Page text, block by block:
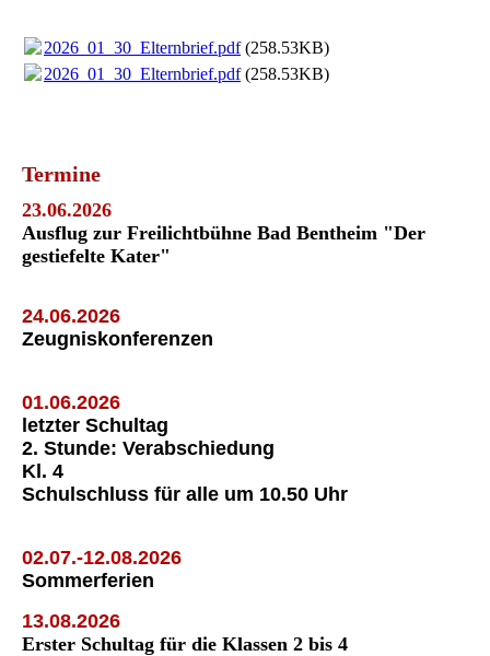
2026_01_30_Elternbrief.pdf(258.53KB)
2026_01_30_Elternbrief.pdf(258.53KB)
Termine
23.06.2026
Ausflug zur Freilichtbühne Bad Bentheim "Der
gestiefelte Kater"
24.06.2026
Zeugniskonferenzen
01.06.2026
letzter Schultag
2. Stunde: Verabschiedung
Kl. 4
Schulschluss für alle um 10.50 Uhr
02.07.-12.08.2026
Sommerferien
13.08.2026
Erster Schultag für die Klassen 2 bis 4